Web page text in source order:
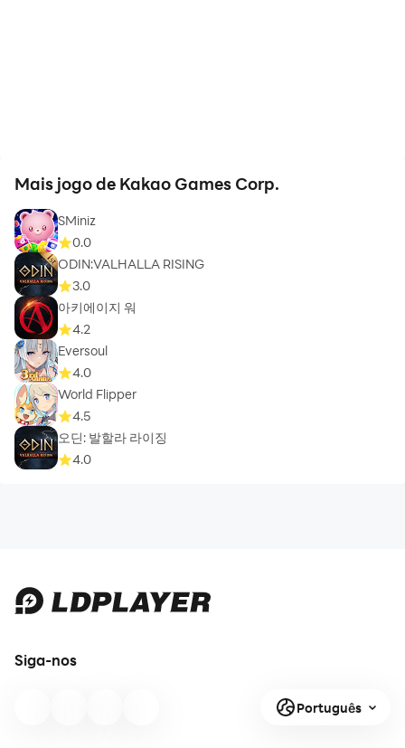
Mais jogo de Kakao Games Corp.
SMiniz
0.0
ODIN:VALHALLA RISING
3.0
아키에이지 워
4.2
Eversoul
4.0
World Flipper
4.5
오딘: 발할라 라이징
4.0
Siga-nos
Português